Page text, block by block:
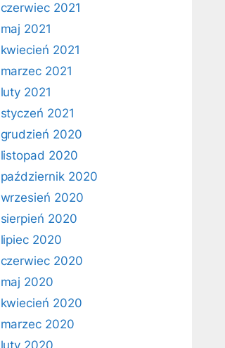
czerwiec 2021
maj 2021
kwiecień 2021
marzec 2021
luty 2021
styczeń 2021
grudzień 2020
listopad 2020
październik 2020
wrzesień 2020
sierpień 2020
lipiec 2020
czerwiec 2020
maj 2020
kwiecień 2020
marzec 2020
luty 2020